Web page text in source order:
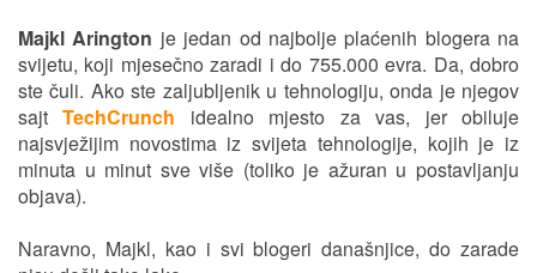
Majkl Arington je jedan od najbolje plaćenih blogera na
svijetu, koji mjesečno zaradi i do 755.000 evra. Da, dobro
ste čuli. Ako ste zaljubljenik u tehnologiju, onda je njegov
sajtTechCrunch idealno mjesto za vas, jer obiluje
najsvježijim novostima iz svijeta tehnologije, kojih je iz
minuta u minut sve više (toliko je ažuran u postavljanju
objava).
Naravno, Majkl, kao i svi blogeri današnjice, do zarade